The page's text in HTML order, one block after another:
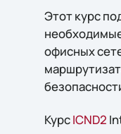
Этот курс
офисных
КурсICND2